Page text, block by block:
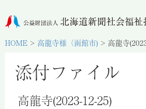
HOME > 高龍寺様（函館市) > 高龍寺
添付ファイル
高龍寺(2023-12-25)